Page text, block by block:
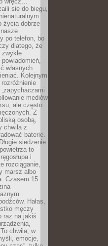
się do biegu,
życia dobrze
po telefon, bo
dlatego, że
zwykle
własnych
Kolejnym
mediów
ale często
Z
osobą,
chwila z
baterie.
siedzenie
to
i
rozciąganie,
marsz albo
Czasem 15
Hałas,
męczy
raz na jakiś
chwila, w
emocje,